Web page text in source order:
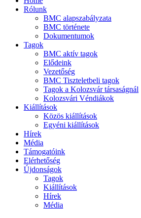
Rólunk
BMC alapszabályzata
BMC története
Dokumentumok
Tagok
BMC aktív tagok
Elődeink
Vezetőség
BMC Tiszteletbeli tagok
Tagok a Kolozsvár társaságnál
Kolozsvári Véndiákok
Kiállítások
Közös kiállítások
Egyéni kiállítások
Hírek
Média
Támogatóink
Elérhetőség
Újdonságok
Tagok
Kiállítások
Hírek
Média